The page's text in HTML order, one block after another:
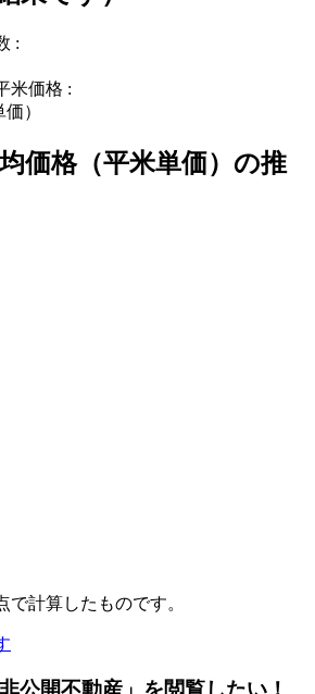
:
米価格 :
）
価格（平米単価）の推
計算したものです。